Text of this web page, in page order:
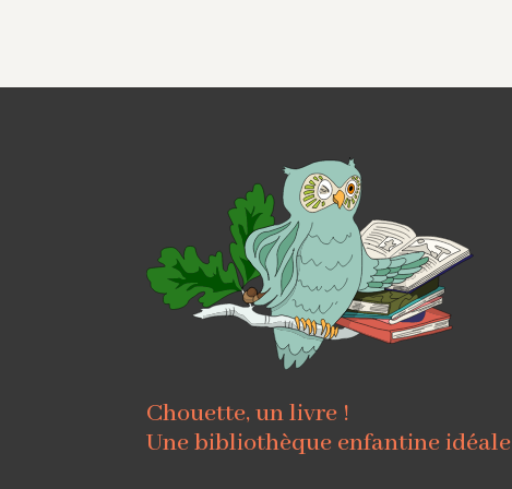
Chouette, un livre !
Une bibliothèque enfantine idéale